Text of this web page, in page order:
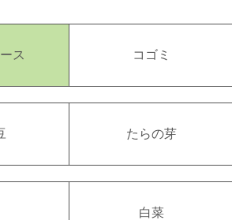
ス コゴミ
たらの芽
白菜